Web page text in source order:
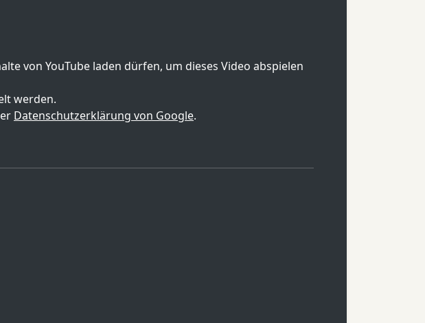
von YouTube laden dürfen, um dieses Video abspielen
werden.
Datenschutzerklärung von Google.